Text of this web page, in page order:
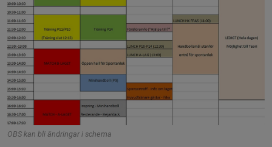
OBS kan bli ändringar i schema